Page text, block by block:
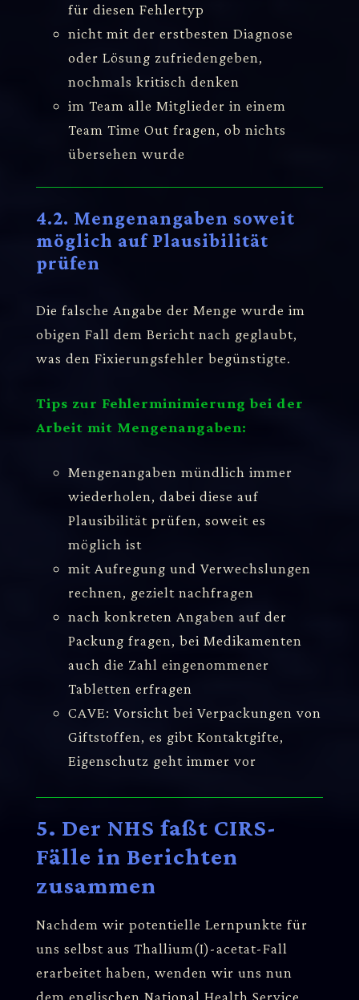
für diesen Fehlertyp
nicht mit der erstbesten Diagnose
oder Lösung zufriedengeben,
nochmals kritisch denken
im Team alle Mitglieder in einem
Team Time Out fragen, ob nichts
übersehen wurde
4.2. Mengenangaben soweit
möglich auf Plausibilität
prüfen
Die falsche Angabe der Menge wurde im
obigen Fall dem Bericht nach geglaubt,
was den Fixierungsfehler begünstigte.
Tips zur Fehlerminimierung bei der
Arbeit mit Mengenangaben:
Mengenangaben mündlich immer
wiederholen, dabei diese auf
Plausibilität prüfen, soweit es
möglich ist
mit Aufregung und Verwechslungen
rechnen, gezielt nachfragen
nach konkreten Angaben auf der
Packung fragen, bei Medikamenten
auch die Zahl eingenommener
Tabletten erfragen
CAVE: Vorsicht bei Verpackungen von
Giftstoffen, es gibt Kontaktgifte,
Eigenschutz geht immer vor
5. Der NHS faßt CIRS-
Fälle in Berichten
zusammen
Nachdem wir potentielle Lernpunkte für
uns selbst aus Thallium(I)-acetat-Fall
erarbeitet haben, wenden wir uns nun
dem englischen National Health Service,